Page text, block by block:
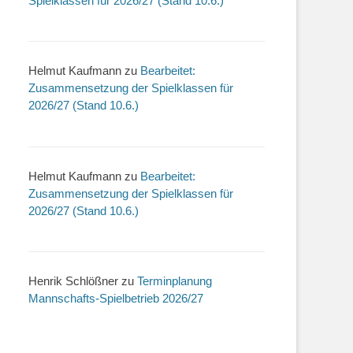
Helmut Kaufmann zu Bearbeitet:
Zusammensetzung der Spielklassen für
2026/27 (Stand 10.6.)
Helmut Kaufmann zu Bearbeitet:
Zusammensetzung der Spielklassen für
2026/27 (Stand 10.6.)
Henrik Schlößner zu Terminplanung
Mannschafts-Spielbetrieb 2026/27